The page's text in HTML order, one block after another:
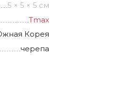
5 × 5 × 5 см
Tmax
Корея
черепа